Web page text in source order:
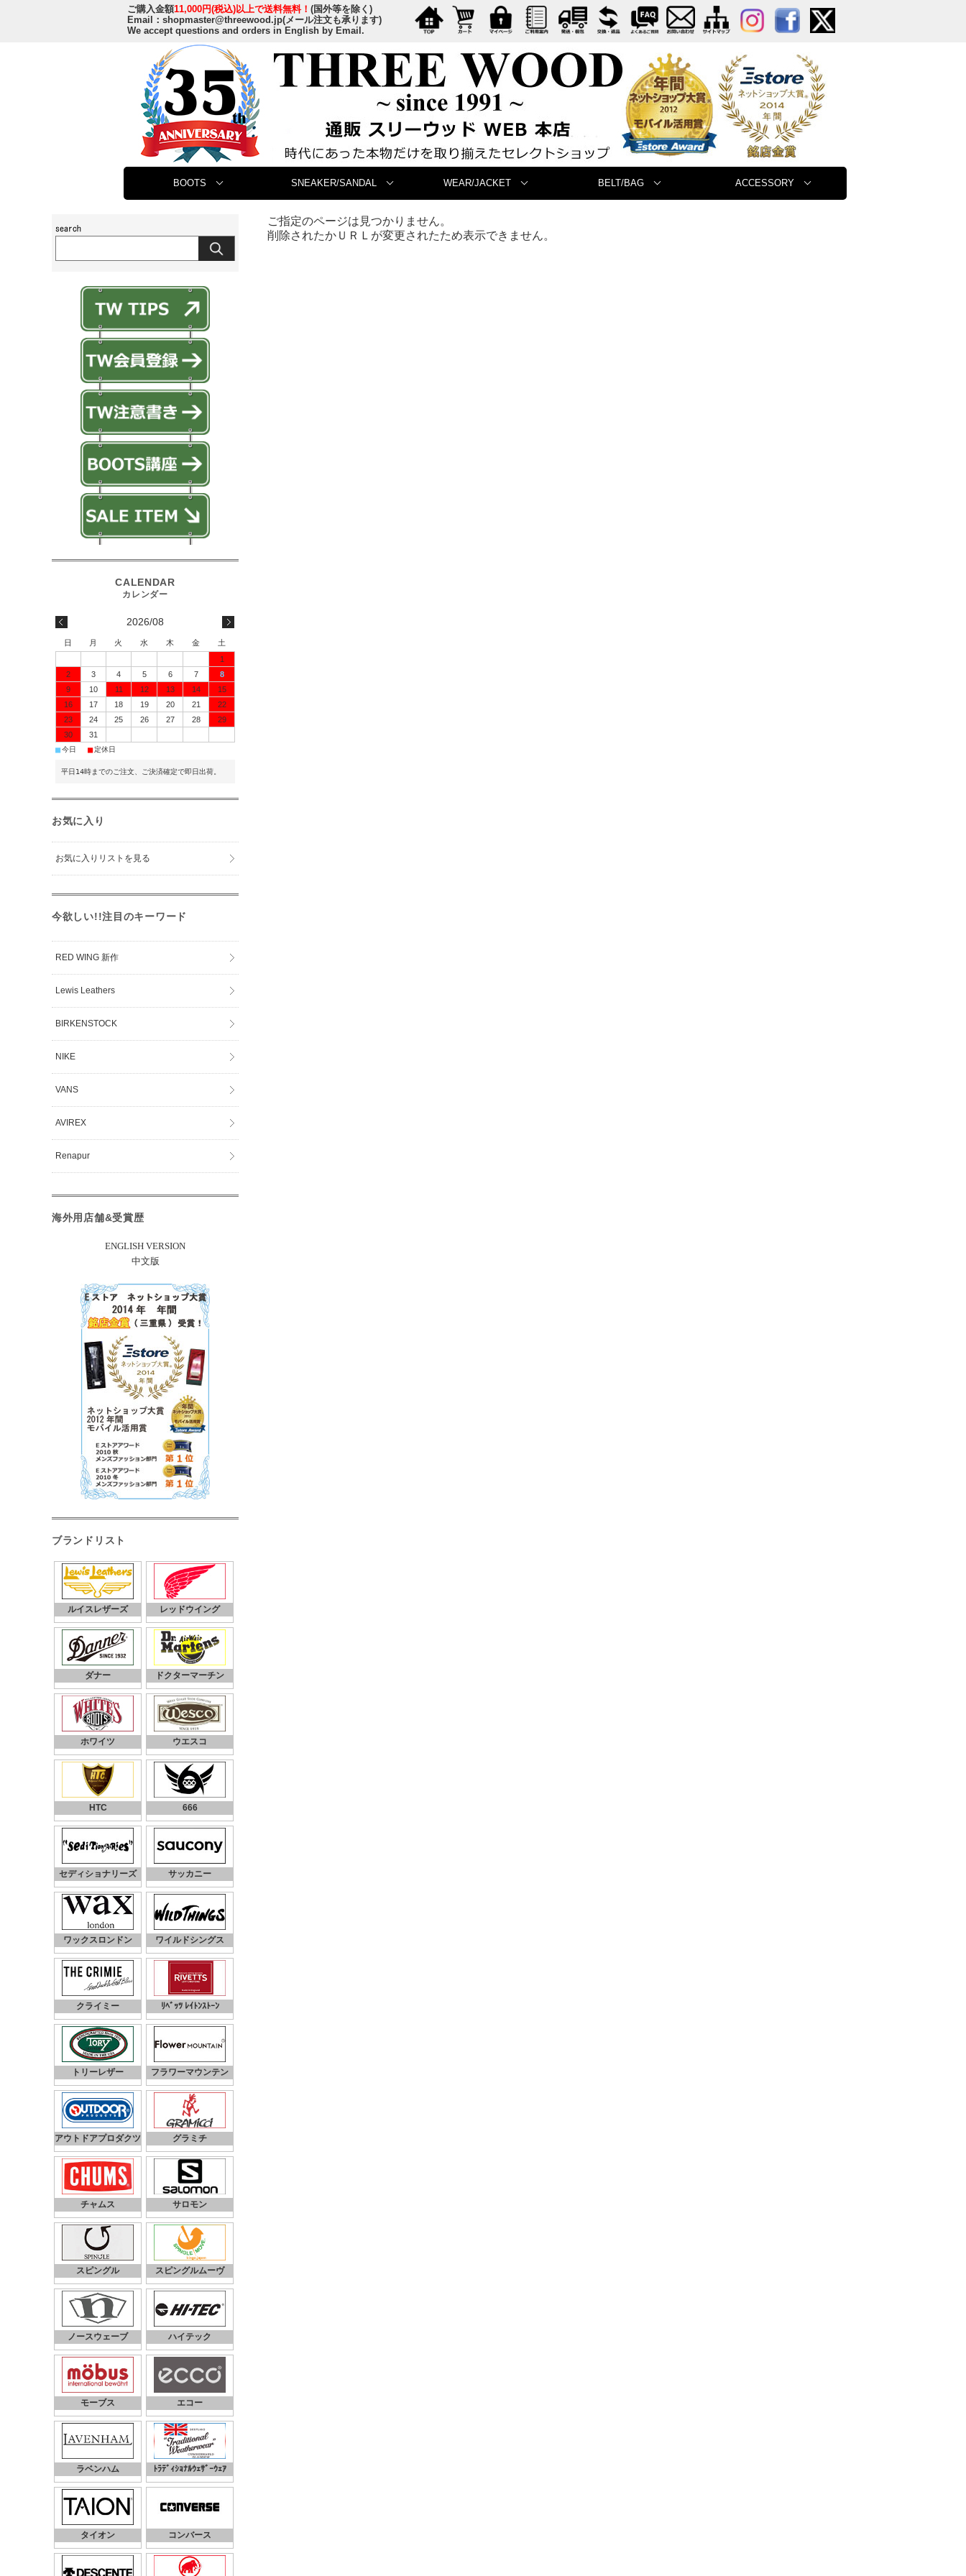
ご購入金額11,000円(税込)以上で送料無料！ (国外等を除く)
Email： shopmaster@threewood.jp(メール注文も承ります)
We accept questions and orders in English by Email.
BOOTS SNEAKER/SANDAL WEAR/JACKET BELT/BAG ACCESSORY
ご指定のページは見つかりません。
削除されたかＵＲＬが変更されたため表示できません。
2026/08
日 月 火 水 木 金
土
1
2
3 4 5 6 7
8
9
10 11 12 13 14
15
16
17 18 19 20 21
22
23
24 25 26 27 28
29
30
31
■今日 ■定休日
平日14時までのご注文、ご決済確定で即日出荷。
お気に入り
お気に入りリストを見る
今欲しい!!注目のキーワード
RED WING 新作
Lewis Leathers
BIRKENSTOCK
NIKE
VANS
AVIREX
Renapur
海外用店舗&受賞歴
ENGLISH VERSION
中文版
ブランドリスト
ルイスレザーズ レッドウイング
ダナー ドクターマーチン
ホワイツ ウエスコ
HTC 666
セディショナリーズ サッカニー
ワックスロンドン ワイルドシングス
クライミー ﾘﾍﾞｯﾂ ﾚｲﾄﾝｽﾄｰﾝ
トリーレザー フラワーマウンテン
アウトドアプロダクツ グラミチ
チャムス サロモン
スピングル スピングルムーヴ
ノースウェーブ ハイテック
モーブス エコー
ラベンハム ﾄﾗﾃﾞｨｼｮﾅﾙｳｪｻﾞｰｳｪｱ
タイオン コンバース